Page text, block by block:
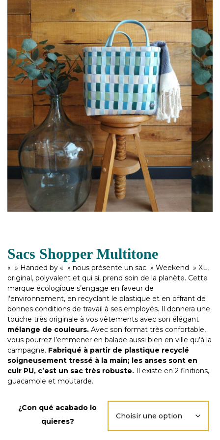
Sacs Shopper Multitone
« » Handed by « » nous présente un sac » Weekend » XL,
original, polyvalent et qui si, prend soin de la planète. Cette
marque écologique s’engage en faveur de
l’environnement, en recyclant le plastique et en offrant de
bonnes conditions de travail à ses employés. Il donnera une
touche très originale à vos vêtements avec son élégant
mélange de couleurs. Avec son format très confortable,
vous pourrez l’emmener en balade aussi bien en ville qu’à la
campagne. Fabriqué à partir de plastique recyclé
soigneusement tressé à la main; les anses sont en
cuir PU, c’est un sac très robuste. Il existe en 2 finitions,
guacamole et moutarde.
¿Con qué acabado lo
quieres?